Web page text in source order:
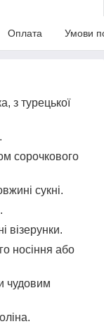
Оплата Умови
з турецької
сорочкового
сукні.
візерунки.
носіння або
чудовим